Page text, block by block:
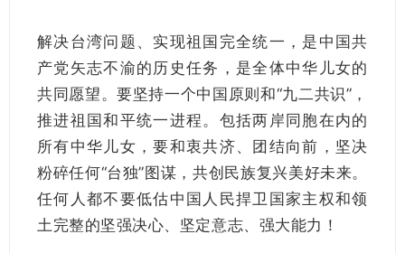
解决台湾问题、实现祖国完全统一，是中国共
产党矢志不渝的历史任务，是全体中华儿女的
共同愿望。要坚持一个中国原则和“九二共识”，
推进祖国和平统一进程。包括两岸同胞在内的
所有中华儿女，要和衷共济、团结向前，坚决
粉碎任何“台独”图谋，共创民族复兴美好未来。
任何人都不要低估中国人民捍卫国家主权和领
土完整的坚强决心、坚定意志、强大能力！